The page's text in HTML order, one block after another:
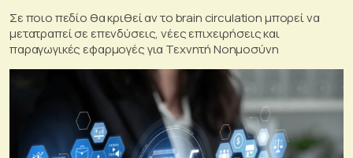
Σε ποιο πεδίο θα κριθεί αν το brain circulation μπορεί να
μετατραπεί σε επενδύσεις, νέες επιχειρήσεις και
παραγωγικές εφαρμογές για Τεχνητή Νοημοσύνη